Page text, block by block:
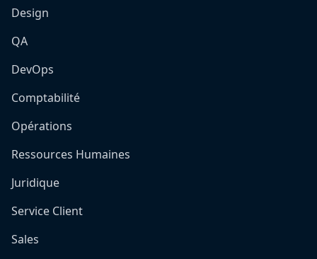
Design
QA
DevOps
Comptabilité
Opérations
Ressources Humaines
Juridique
Service Client
Sales